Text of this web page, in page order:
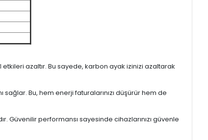
azaltır. Bu sayede, karbon ayak izinizi azaltarak
Bu, hem enerji faturalarınızı düşürür hem de
Güvenilir performansı sayesinde cihazlarınızı güvenle